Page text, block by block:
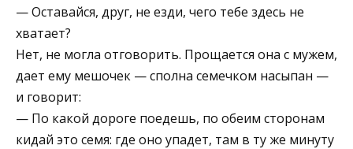
— Оставайся, друг, не езди, чего тебе здесь не
хватает?
Нет, не могла отговорить. Прощается она с мужем,
дает ему мешочек — сполна семечком насыпан —
и говорит:
— По какой дороге поедешь, по обеим сторонам
кидай это семя: где оно упадет, там в ту же минуту